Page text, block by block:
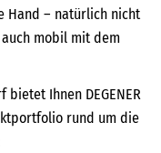
Hand – natürlich nicht
mobil mit dem
Ihnen DEGENER
rund um die